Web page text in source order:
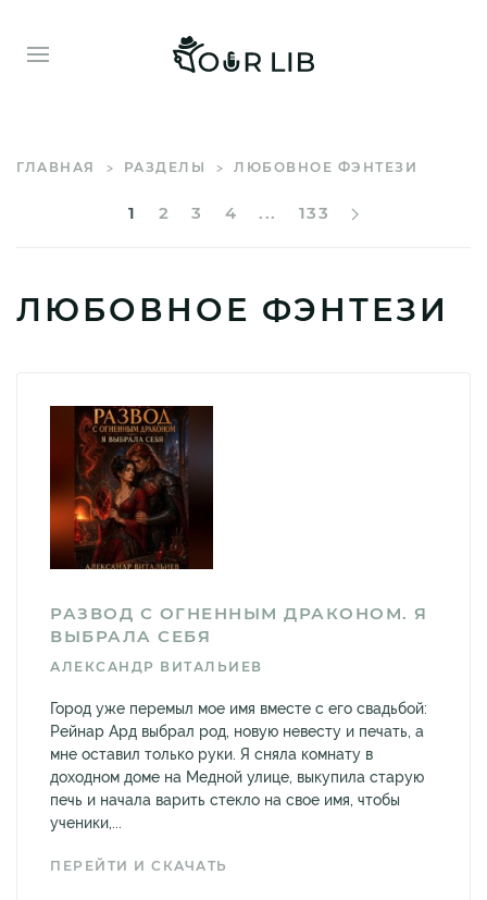
ГЛАВНАЯ РАЗДЕЛЫ ЛЮБОВНОЕ ФЭНТЕЗИ
1 2 3 4 ... 133
ЛЮБОВНОЕ ФЭНТЕЗИ
РАЗВОД С ОГНЕННЫМ ДРАКОНОМ. Я
ВЫБРАЛА СЕБЯ
АЛЕКСАНДР ВИТАЛЬИЕВ
Город уже перемыл мое имя вместе с его свадьбой:
Рейнар Ард выбрал род, новую невесту и печать, а
мне оставил только руки. Я сняла комнату в
доходном доме на Медной улице, выкупила старую
печь и начала варить стекло на свое имя, чтобы
ученики,...
ПЕРЕЙТИ И СКАЧАТЬ